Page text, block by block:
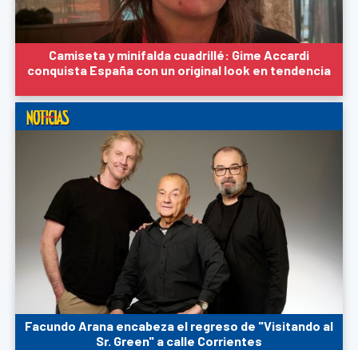
Camiseta y minifalda cuadrillé: Gime Accardi
conquista España con un original look en tendencia
Facundo Arana encabeza el regreso de "Visitando al
Sr. Green" a calle Corrientes